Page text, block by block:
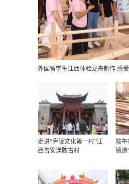
外国留学生江西体验龙舟制作 感
走进“庐陵文化第一村”江
西吉安渼陂古村
端午
镇造